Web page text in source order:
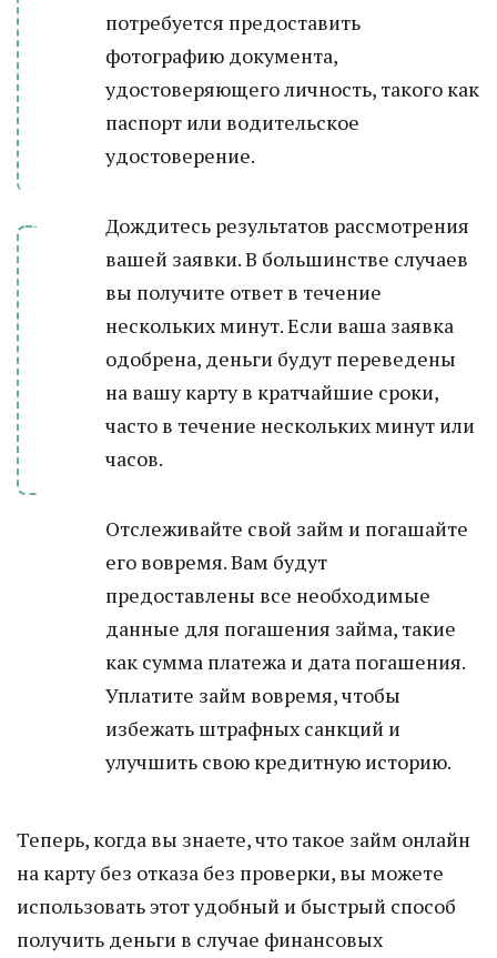
потребуется предоставить
фотографию документа,
удостоверяющего личность, такого как
паспорт или водительское
удостоверение.
Дождитесь результатов рассмотрения
вашей заявки. В большинстве случаев
вы получите ответ в течение
нескольких минут. Если ваша заявка
одобрена, деньги будут переведены
на вашу карту в кратчайшие сроки,
часто в течение нескольких минут или
часов.
Отслеживайте свой займ и погашайте
его вовремя. Вам будут
предоставлены все необходимые
данные для погашения займа, такие
как сумма платежа и дата погашения.
Уплатите займ вовремя, чтобы
избежать штрафных санкций и
улучшить свою кредитную историю.
Теперь, когда вы знаете, что такое займ онлайн
на карту без отказа без проверки, вы можете
использовать этот удобный и быстрый способ
получить деньги в случае финансовых